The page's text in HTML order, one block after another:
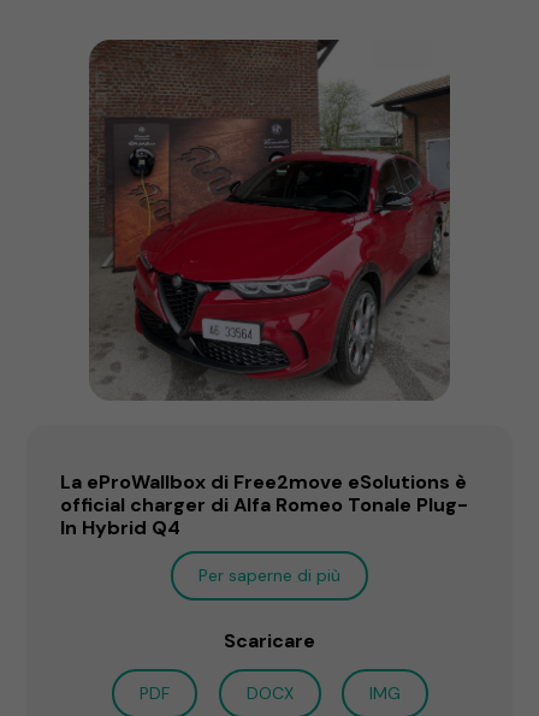
La eProWallbox di Free2move eSolutions è
official charger di Alfa Romeo Tonale Plug-
In Hybrid Q4
Per saperne di più
Scaricare
PDF DOCX IMG